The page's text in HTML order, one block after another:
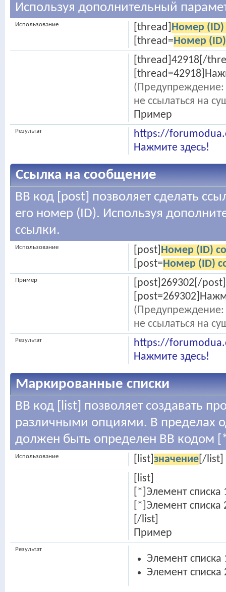
Используя дополнительный
[thread] Номер
[thread=Номер
Использование
[thread]42918[/
не ссылаться на
Пример
https://
Нажмите здесь!
Результат
Ссылка на сообщение
BB код [post] позволяет сделать
его номер (ID). Используя
ссылки.
[post] Номер (ID)
[post=Номер (ID)
Использование
[post]269302[/post]
не ссылаться на
Пример
https://
Нажмите здесь!
Результат
Маркированные списки
BB код [list] позволяет создавать
различными опциями. В пределах
должен быть определен BB кодом
[list] значение[/list]
Использование
[list]
[*]Элемент списка
[*]Элемент списка
[/list]
Пример
Элемент списка
Элемент списка
Результат